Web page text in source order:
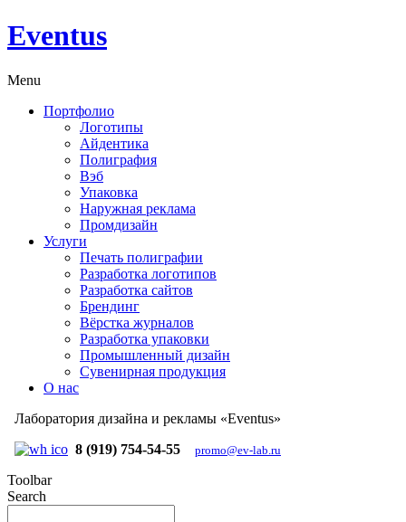
Eventus
Menu
Портфолио
Логотипы
Айдентика
Полиграфия
Вэб
Упаковка
Наружная реклама
Промдизайн
Услуги
Печать полиграфии
Разработка логотипов
Разработка сайтов
Брендинг
Вёрстка журналов
Разработка упаковки
Промышленный дизайн
Сувенирная продукция
О нас
Лаборатория дизайна и рекламы «Eventus»
8 (919) 754-54-55
promo@ev-lab.ru
Toolbar
Search